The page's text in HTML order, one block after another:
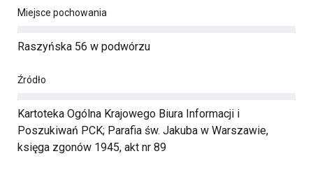
Miejsce pochowania
Raszyńska 56 w podwórzu
Źródło
Kartoteka Ogólna Krajowego Biura Informacji i
Poszukiwań PCK; Parafia św. Jakuba w Warszawie,
księga zgonów 1945, akt nr 89